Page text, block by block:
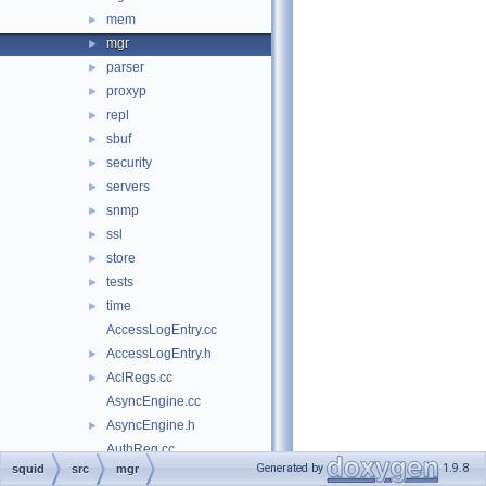
► mem
► mgr
► parser
► proxyp
► repl
► sbuf
► security
► servers
► snmp
► ssl
► store
► tests
►
time
AccessLogEntry.cc
► AccessLogEntry.h
►
AclRegs.cc
AsyncEngine.cc
►
AsyncEngine.h
AuthReg.cc
► AuthReg.h
squid src mgr Generated by 1.9.8